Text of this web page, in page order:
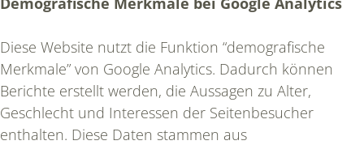
Diese Website nutzt die Funktion “demografische
Merkmale” von Google Analytics. Dadurch können
Berichte erstellt werden, die Aussagen zu Alter,
Geschlecht und Interessen der Seitenbesucher
enthalten. Diese Daten stammen aus